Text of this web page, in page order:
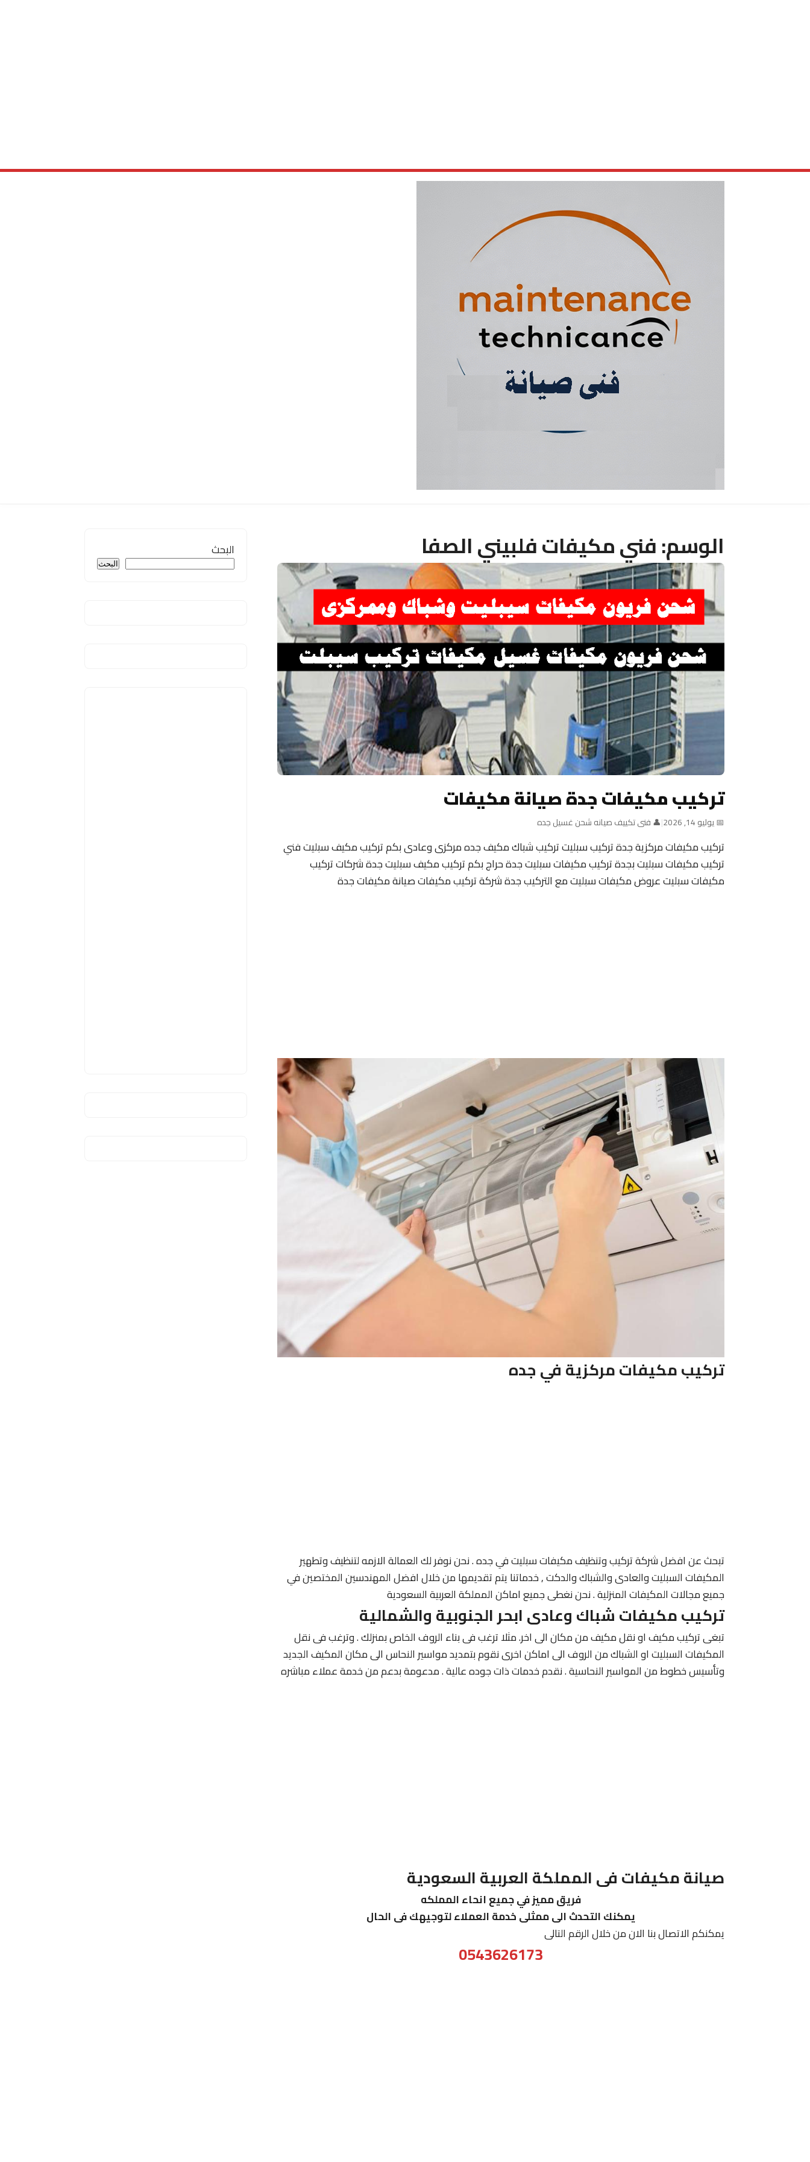
الوسم:فني مكيفات فلبيني الصفا
تركيب مكيفات جدة صيانة مكيفات
📅 يوليو 14, 2026 |👤 فنى تكييف صيانه شحن غسيل جده
تركيب مكيفات مركزية جدة تركيب سبليت تركيب شباك مكيف جده مركزى وعادى بكم تركيب مكيف سبليت فني
تركيب مكيفات سبليت بجدة تركيب مكيفات سبليت جدة حراج بكم تركيب مكيف سبليت جدة شركات تركيب
مكيفات سبليت عروض مكيفات سبليت مع التركيب جدة شركة تركيب مكيفات صيانة مكيفات جدة
تركيب مكيفات مركزية في جده
تبحث عن افضل شركة تركيب وتنظيف مكيفات سبليت في جده . نحن نوفر لك العمالة الازمه لتنظيف وتطهير
المكيفات السبليت والعادى والشباك والدكت , خدماتنا يتم تقديمها من خلال افضل المهندسين المختصين في
جميع مجالات المكيفات المنزلية . نحن نغطى جميع اماكن المملكة العربية السعودية
تركيب مكيفات شباك وعادى ابحر الجنوبية والشمالية
تبغى تركيب مكيف او نقل مكيف من مكان الى اخر. مثلا ترغب فى بناء الروف الخاص بمنزلك . وترغب فى نقل
المكيفات السبليت او الشباك من الروف الى اماكن اخرى نقوم بتمديد مواسير النحاس الى مكان المكيف الجديد
وتأسيس خطوط من المواسير النحاسية . نقدم خدمات ذات جوده عالية . مدعومة بدعم من خدمة عملاء مباشره
صيانة مكيفات فى المملكة العربية السعودية
فريق مميز في جميع انحاء المملكه
يمكنك التحدث الى ممثلى خدمة العملاء لتوجيهك فى الحال
يمكنكم الاتصال بنا الان من خلال الرقم التالى
0543626173
البحث
البحث